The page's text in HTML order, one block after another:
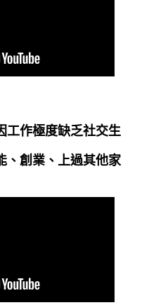
工作極度缺乏社交生
、創業、上過其他家